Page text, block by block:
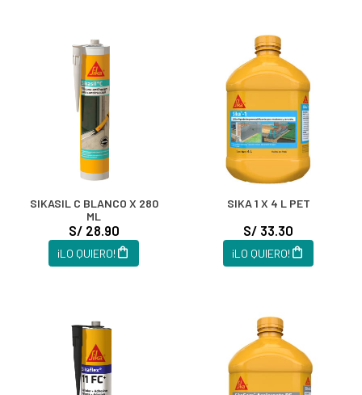
SIKASIL C BLANCO X 280
ML
S/ 28.90
¡LO QUIERO!
SIKA 1 X 4 L PET
S/ 33.30
¡LO QUIERO!